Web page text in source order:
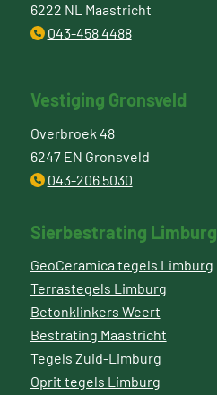
6222 NL Maastricht
043-458 4488
Vestiging Gronsveld
Overbroek 48
6247 EN Gronsveld
043-206 5030
Sierbestrating Limburg
GeoCeramica tegels Limburg
Terrastegels Limburg
Betonklinkers Weert
Bestrating Maastricht
Tegels Zuid-Limburg
Oprit tegels Limburg